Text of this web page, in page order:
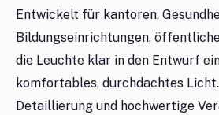
Entwickelt für kantoren,
Bildungseinrichtungen,
die Leuchte klar in den Entwurf
komfortables, durchdachtes
Detaillierung und hochwertige